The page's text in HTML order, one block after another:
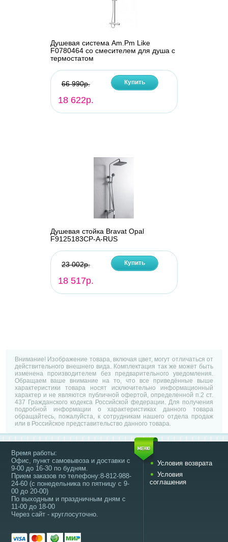
Душевая система Am.Pm Like
F0780464 со смесителем для душа с
термостатом
66 990р.
18 622р.
Купить
Душевая стойка Bravat Opal
F9125183CP-A-RUS
23 002р.
18 517р.
Купить
Внимание! Изображение товара, включая цвет, могут отличаться от
действительного внешнего вида. Комплектация так же может быть
изменена производителем без предварительного уведомления.
Обращаем ваше внимание на то, что все приведённые выше
характеристики товара носят исключительно информационный
характер и не являются публичной офертой, определенной п.2 ст.
437 Гражданского кодекса Российской федерации. Для получения
подробной информации о характеристиках данного товара
обращайтесь, пожалуйста, к сотрудникам нашего отдела продаж
или в Российское представительство данного товара.
Время работы:
Офис, пункт самовывоза и доставки с
9-00 до 16-30 по будням.
Прием заказов по телефону:8-812-988-
24-60 (с понедельника по пятницу с 9-
00 до 20-00)
По выходным и праздничным дням с
11-00 до 18-00
Через сайт - круглосуточно.
Условия возврата
Условия
соглашения